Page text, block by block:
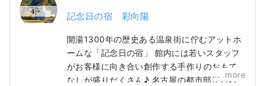
記念日の宿 彩向陽
開湯1300年の歴史ある温泉街に佇むアットホ
ームな「記念日の宿」 館内には若いスタッフ
がお客様に向き合い創作する手作りのおもて
なしが盛りだくさん♪ 名古屋の都市部からお
more